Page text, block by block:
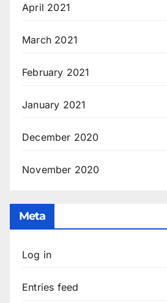
April 2021
March 2021
February 2021
January 2021
December 2020
November 2020
Meta
Log in
Entries feed